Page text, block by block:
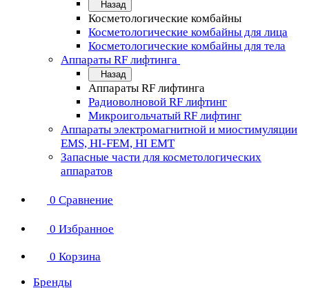
Назад
Косметологические комбайны
Косметологические комбайны для лица
Косметологические комбайны для тела
Аппараты RF лифтинга
Назад
Аппараты RF лифтинга
Радиоволновой RF лифтинг
Микроигольчатый RF лифтинг
Аппараты электромагнитной и миостимуляции
EMS, HI-FEM, HI EMT
Запасные части для косметологических
аппаратов
0 Сравнение
0 Избранное
0 Корзина
Бренды